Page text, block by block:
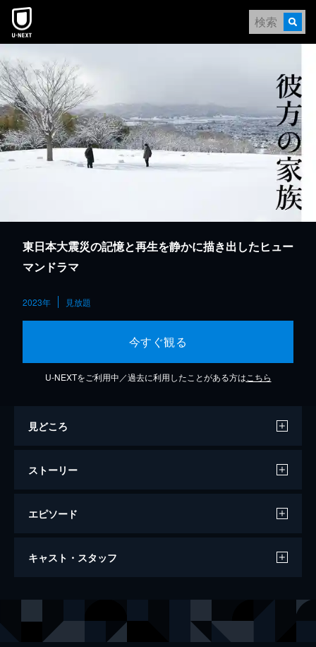
本文へスキップ
東日本大震災の記憶と再生を静かに描き出したヒュー
マンドラマ
2023年 見放題
今すぐ観る
U-NEXTをご利用中／過去に利用したことがある方は こちら
見どころ
ストーリー
エピソード
彼方の家族
キャスト・スタッフ